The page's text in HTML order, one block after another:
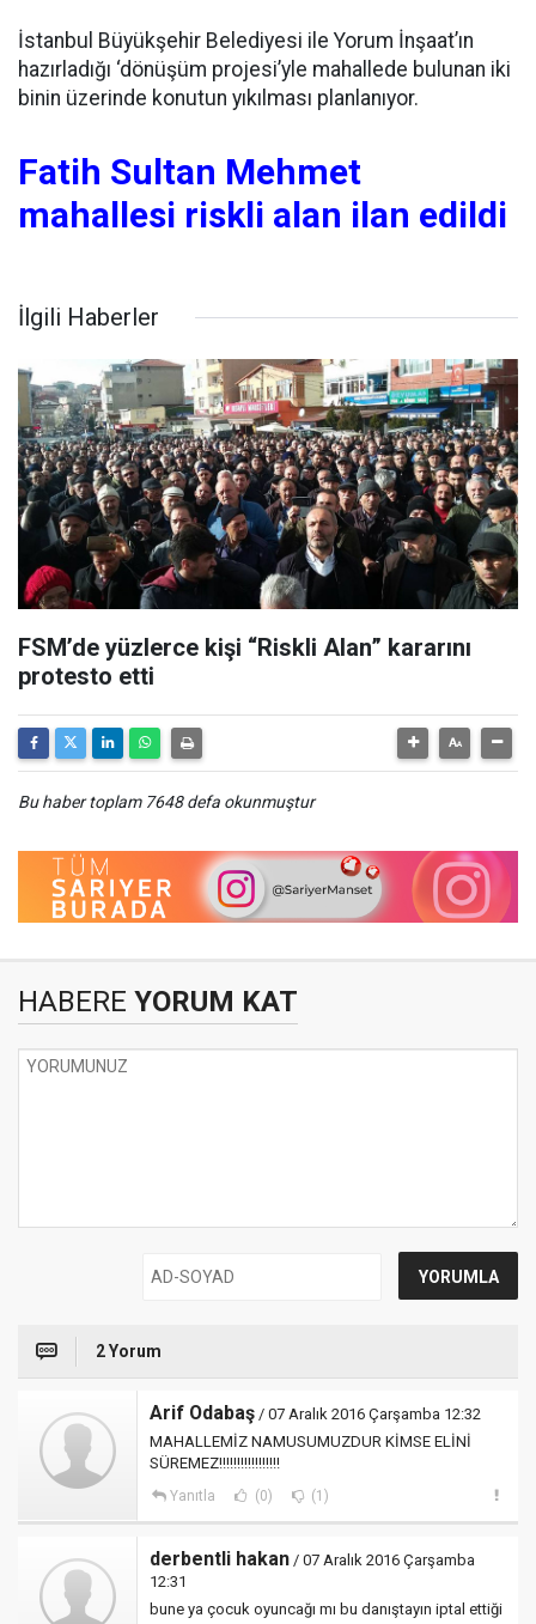
İstanbul Büyükşehir Belediyesi ile Yorum İnşaat’ın
hazırladığı ‘dönüşüm projesi’yle mahallede bulunan iki
binin üzerinde konutun yıkılması planlanıyor.
Fatih Sultan Mehmet
mahallesi riskli alan ilan edildi
İlgili Haberler
FSM’de yüzlerce kişi “Riskli Alan” kararını
protesto etti
Bu haber toplam 7648 defa okunmuştur
HABERE YORUM KAT
2 Yorum
Arif Odabaş / 07 Aralık 2016 Çarşamba 12:32
MAHALLEMİZ NAMUSUMUZDUR KİMSE ELİNİ
SÜREMEZ!!!!!!!!!!!!!!!!!
Yanıtla (0) (1)
derbentli hakan / 07 Aralık 2016 Çarşamba
12:31
bune ya çocuk oyuncağı mı bu danıştayın iptal ettiği